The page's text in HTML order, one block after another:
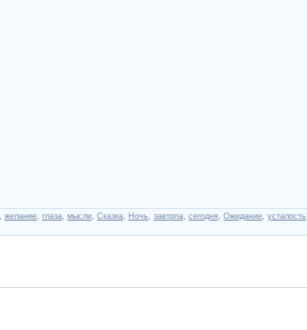
желание глаза мысли Сказка Ночь завтрпа сегодня Ожидание усталость